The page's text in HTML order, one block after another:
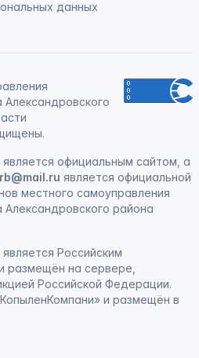
данных
является официальным сайтом, а
является официальной
местного самоуправления
района
является Российским
размещён на сервере,
Российской Федерации.
и размещён в